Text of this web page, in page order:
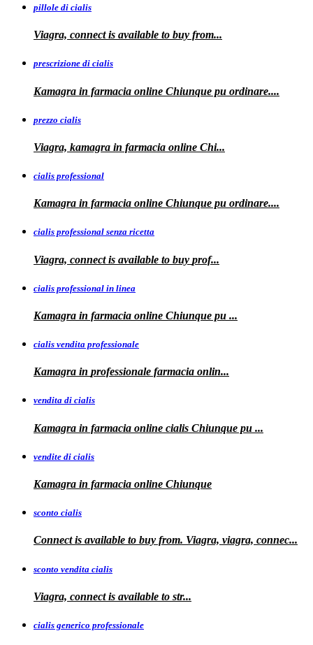
pillole di cialis
Viagra, connect is available to buy from...
prescrizione di cialis
Kamagra in farmacia online Chiunque pu ordinare....
prezzo cialis
Viagra, kamagra in farmacia online Chi...
cialis professional
Kamagra in farmacia online Chiunque pu ordinare....
cialis professional senza ricetta
Viagra, connect is available to buy prof...
cialis professional in linea
Kamagra in farmacia online Chiunque pu ...
cialis vendita professionale
Kamagra in professionale farmacia onlin...
vendita di cialis
Kamagra in farmacia online cialis Chiunque pu ...
vendite di cialis
Kamagra in farmacia online Chiunque
sconto cialis
Connect is available to buy from. Viagra, viagra, connec...
sconto vendita cialis
Viagra, connect is available to str...
cialis generico professionale